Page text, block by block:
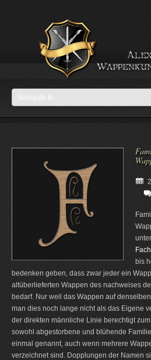
bis
bedenken geben, dass zwar jeder ein
altüberlieferten Wappen des nachweises
bedarf. Nur weil das Wappen auf
man dies noch lange nicht als das Eigene
der direkten männliche Linie berechtigt
sowohl abgestorbene und blühende
einmal genannt, auch wenn mehrere
verzeichnet sind. Dopplungen der Namen